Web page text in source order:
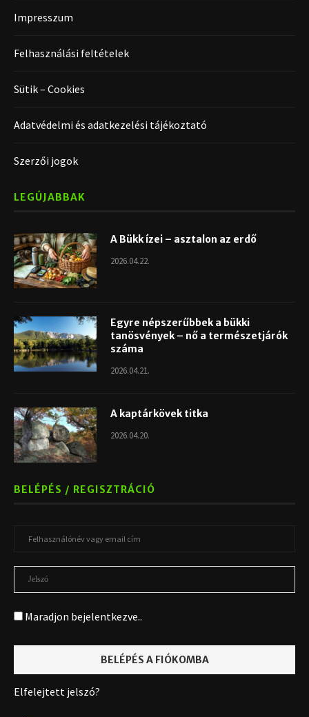
Impresszum
Felhasználási feltételek
Sütik – Cookies
Adatvédelmi és adatkezelési tájékoztató
Szerzői jogok
LEGÚJABBAK
A Bükk ízei – asztalon az erdő
2026.04.22.
Egyre népszerűbbek a bükki
tanösvények – nő a természetjárók
száma
2026.04.21.
A kaptárkövek titka
2026.04.20.
BELÉPÉS / REGISZTRÁCIÓ
Maradjon bejelentkezve..
Elfelejtett jelszó?